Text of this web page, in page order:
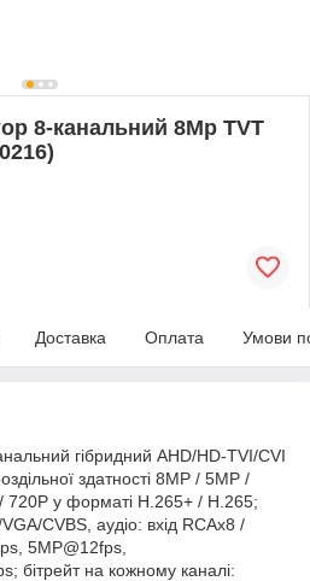
8-канальний 8Mp TVT
Доставка Оплата Умови
гібридний АHD/HD-TVI/CVI
здатності 8MP / 5MP /
у форматі H.265+ / H.265;
CVBS, аудіо: вхід RCAx8 /
5MP@12fps,
бітрейт на кожному каналі: